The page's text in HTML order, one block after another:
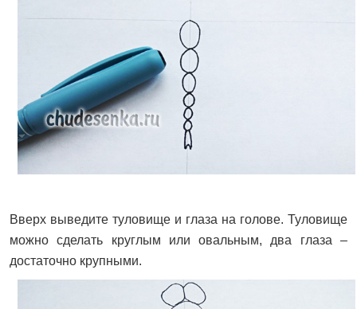
Вверх выведите туловище и глаза на голове. Туловище
можно сделать круглым или овальным, два глаза –
достаточно крупными.